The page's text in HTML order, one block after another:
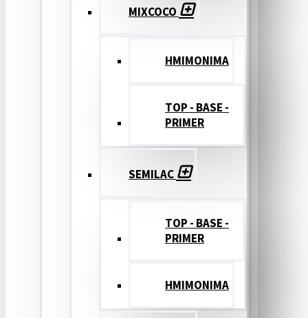
MIXCOCO
HMIMONIMA
TOP - BASE -
PRIMER
SEMILAC
TOP - BASE -
PRIMER
ΗΜΙΜΟΝΙΜΑ